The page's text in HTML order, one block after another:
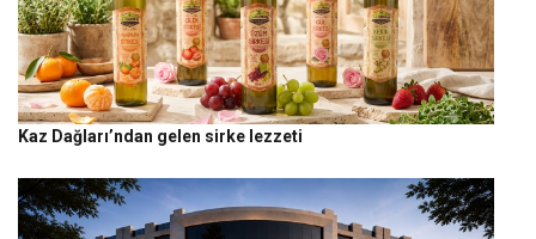
Kaz Dağları’ndan gelen sirke lezzeti